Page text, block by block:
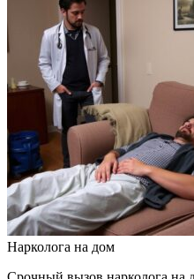
Нарколога на дом